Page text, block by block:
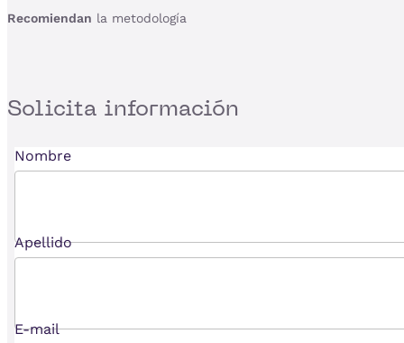
Recomiendan la metodología
Solicita información